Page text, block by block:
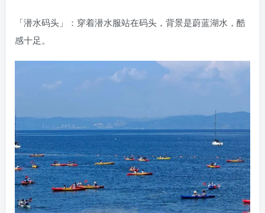
「潜水码头」：穿着潜水服站在码头，背景是蔚蓝湖水，酷
感十足。